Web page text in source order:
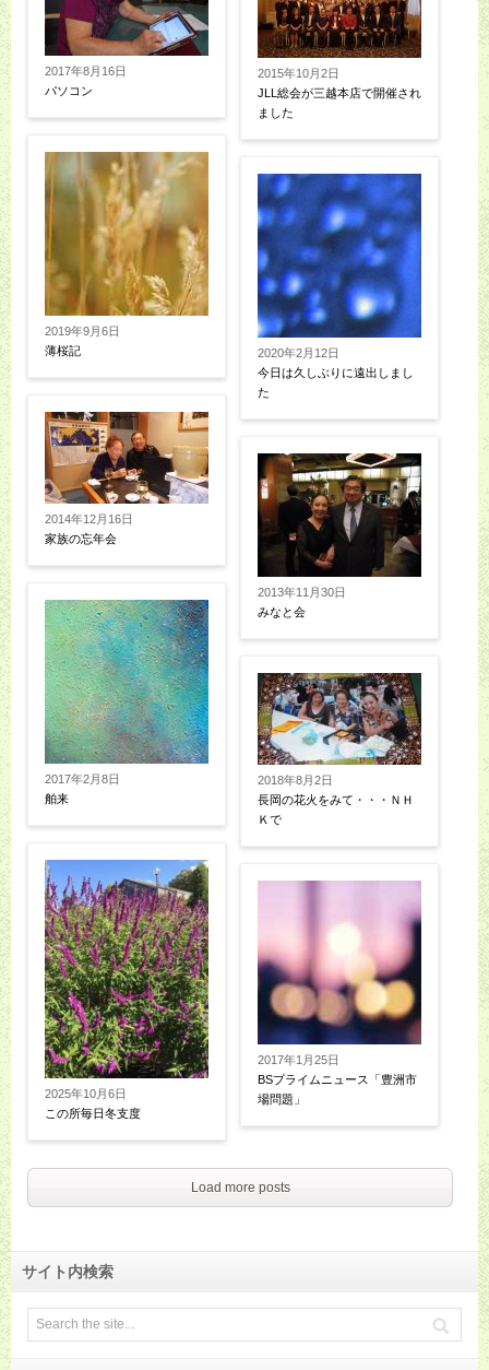
2017年8月16日
パソコン
2019年9月6日
薄桜記
2014年12月16日
家族の忘年会
2017年2月8日
舶来
2025年10月6日
この所毎日冬支度
2015年10月2日
JLL総会が三越本店で開催され
ました
2020年2月12日
今日は久しぶりに遠出しまし
た
2013年11月30日
みなと会
2018年8月2日
長岡の花火をみて・・・ＮＨ
Ｋで
2017年1月25日
BSプライムニュース「豊洲市
場問題」
Load more posts
サイト内検索